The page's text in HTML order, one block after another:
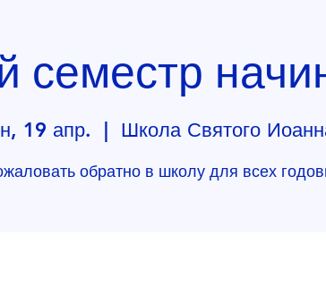
семестр
19 апр. Школа Святого
обратно в школу для всех